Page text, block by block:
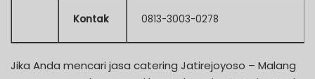
Kontak 0813-3003-0278
Jika Anda mencari jasa catering Jatirejoyoso – Malang